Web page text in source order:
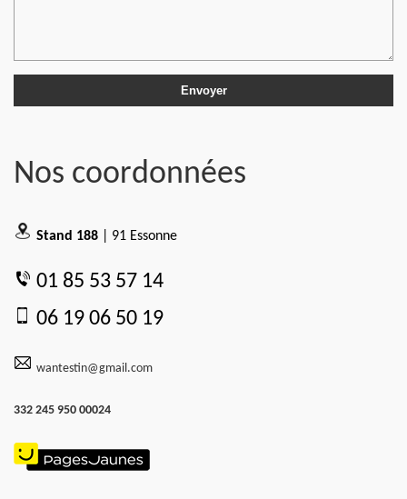
Nos coordonnées
Stand 188 | 91 Essonne
01 85 53 57 14
06 19 06 50 19
wantestin@gmail.com
332 245 950 00024